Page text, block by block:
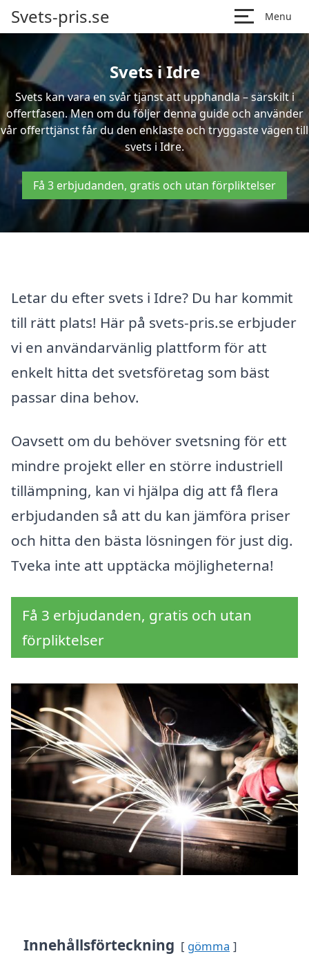
Svets-pris.se Menu
Svets i Idre
Svets kan vara en svår tjänst att upphandla – särskilt i
offertfasen. Men om du följer denna guide och använder
vår offerttjänst får du den enklaste och tryggaste vägen till
svets i Idre.
Få 3 erbjudanden, gratis och utan förpliktelser
Letar du efter svets i Idre? Du har kommit
till rätt plats! Här på svets-pris.se erbjuder
vi en användarvänlig plattform för att
enkelt hitta det svetsföretag som bäst
passar dina behov.
Oavsett om du behöver svetsning för ett
mindre projekt eller en större industriell
tillämpning, kan vi hjälpa dig att få flera
erbjudanden så att du kan jämföra priser
och hitta den bästa lösningen för just dig.
Tveka inte att upptäcka möjligheterna!
Få 3 erbjudanden, gratis och utan
förpliktelser
Innehållsförteckning gömma